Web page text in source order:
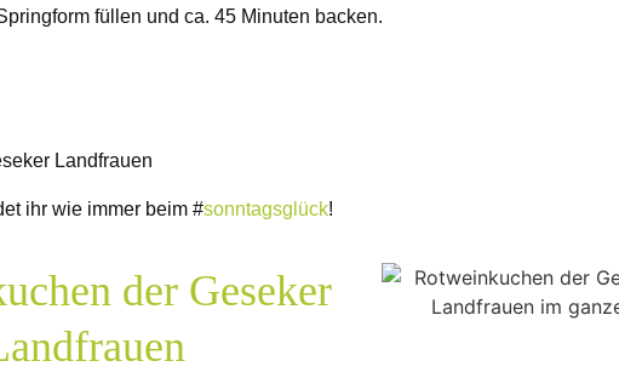
füllen und ca. 45 Minuten backen.
ihr wie immer beim #sonntagsglück!
der Geseker